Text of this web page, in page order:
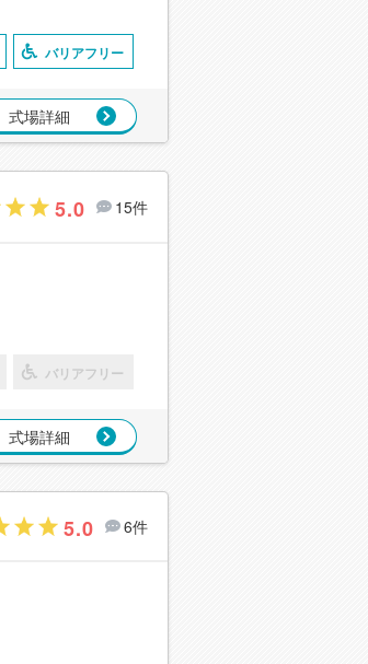
バリアフリー
式場詳細
5.0 15件
バリアフリー
式場詳細
5.0 6件